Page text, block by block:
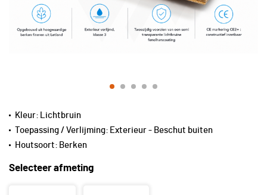
Selecteer afmeting
Kleur: Lichtbruin
Toepassing / Verlijming: Exterieur - Beschut buiten
Houtsoort: Berken